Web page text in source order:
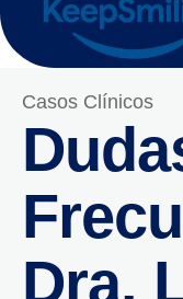
Casos Clínicos
Dra.